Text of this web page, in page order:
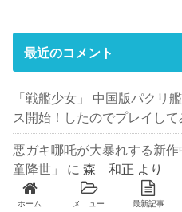
最近のコメント
「戦艦少女」 中国版パクリ
ス開始！したのでプレイして
悪ガキ哪吒が大暴れする新
童降世」
に森 和正 より
中国テンセントの新作修仙
ホーム メニュー 最新記事
Twitter